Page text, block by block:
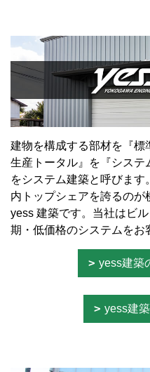
建物を構成する部材を『
生産トータル』を『シス
をシステム建築と呼びま
内トップシェアを誇るのが
yess 建築です。当社はビ
期・低価格のシステムをお
yess建築
yess建